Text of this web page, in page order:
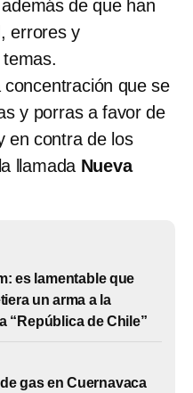
de que han
errores y
que se
y porras a favor de
en contra de los
llamada Nueva
es lamentable que
un arma a la
“República de Chile”
gas en Cuernavaca